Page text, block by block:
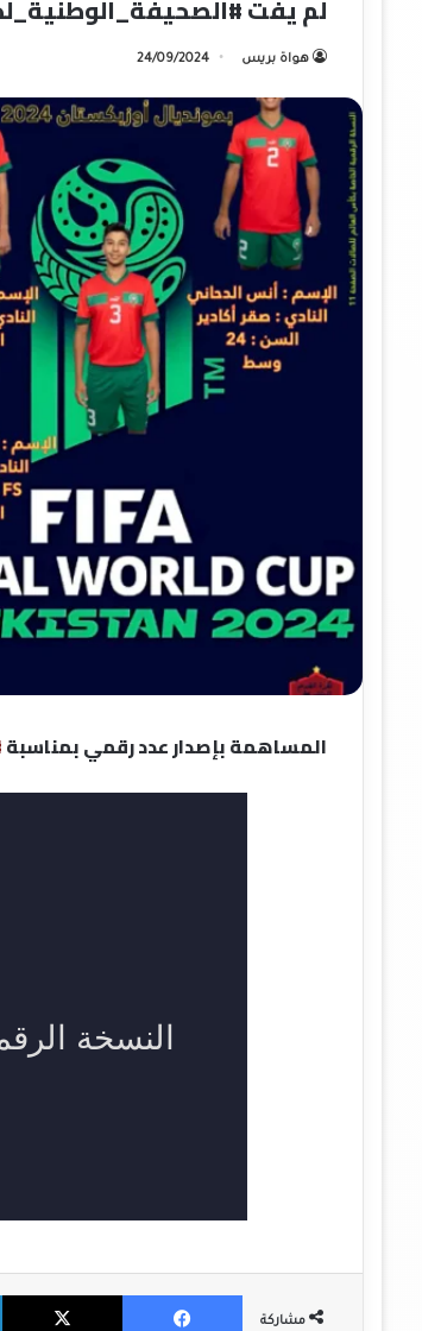
لم يفت
هواة بريس 24/09/2024
المساهمة بإصدار عدد رقمي بمناسبة
مشاركة
Facebook